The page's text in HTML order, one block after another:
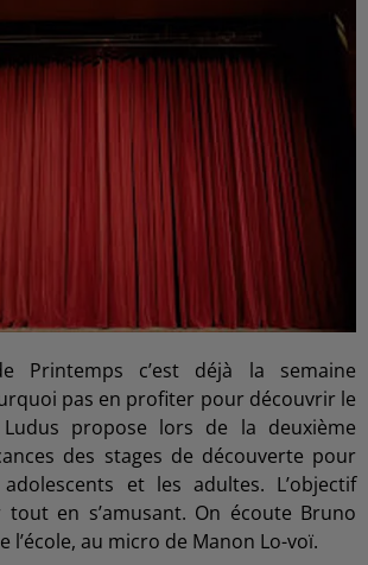
Printemps c’est déjà la semaine
pas en profiter pour découvrir le
Ludus propose lors de la deuxième
des stages de découverte pour
et les adultes. L’objectif
tout en s’amusant. On écoute Bruno
l’école, au micro de Manon Lo-voï.